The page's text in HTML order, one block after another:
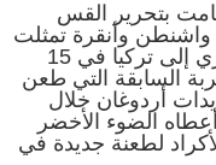
بتحرير القس
واشنطن وأنقرة تمثلت
بسفر الممثل الخاص لترامب في الشؤون السورية جيمس جفري إلى تركيا في 15
السابقة التي طعن
أردوغان خلال
الضوء الأخضر
لطعنة جديدة في